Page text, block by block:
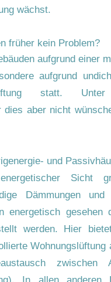
wächst.
früher kein Problem?
aufgrund einer
aufgrund
statt. Unter
dies aber nicht
und
Sicht
Dämmungen
energetisch gesehen
werden. Hier
Wohnungslüftung
In allen